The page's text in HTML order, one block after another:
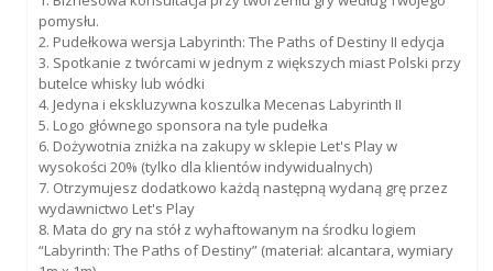
pomysłu.
2. Pudełkowa wersja Labyrinth: The Paths of Destiny II edycja
3. Spotkanie z twórcami w jednym z większych miast Polski przy
butelce whisky lub wódki
4. Jedyna i ekskluzywna koszulka Mecenas Labyrinth II
5. Logo głównego sponsora na tyle pudełka
6. Dożywotnia zniżka na zakupy w sklepie Let's Play w
wysokości 20% (tylko dla klientów indywidualnych)
7. Otrzymujesz dodatkowo każdą następną wydaną grę przez
wydawnictwo Let's Play
8. Mata do gry na stół z wyhaftowanym na środku logiem
“Labyrinth: The Paths of Destiny” (materiał: alcantara, wymiary